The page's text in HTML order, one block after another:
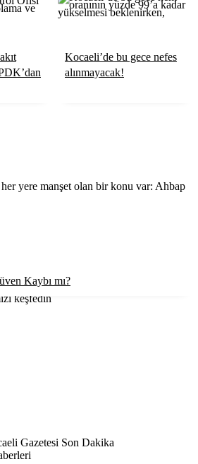
Kocaeli’de bu gece nefes
alınmayacak!
Kaybı mı?
keşfedin